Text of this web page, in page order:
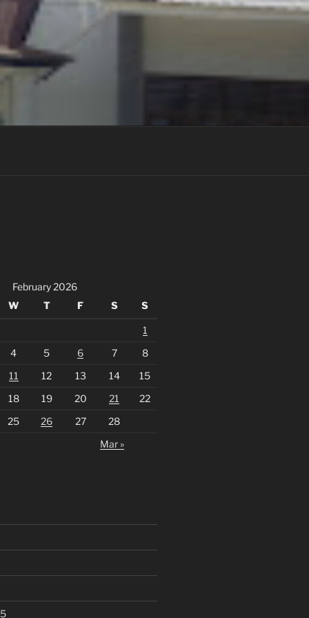
February 2026
W T F S S
1
4 5 6 7
8
11 12 13 14
15
18 19 20 21
22
25 26 27
28
Mar »